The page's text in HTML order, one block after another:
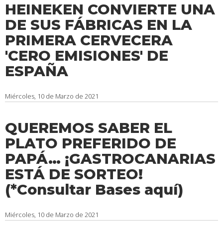
HEINEKEN CONVIERTE UNA
DE SUS FÁBRICAS EN LA
PRIMERA CERVECERA
'CERO EMISIONES' DE
ESPAÑA
Miércoles, 10 de Marzo de 2021
QUEREMOS SABER EL
PLATO PREFERIDO DE
PAPÁ… ¡GASTROCANARIAS
ESTÁ DE SORTEO!
(*Consultar Bases aquí)
Miércoles, 10 de Marzo de 2021